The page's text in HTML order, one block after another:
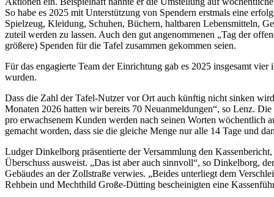
So habe es 2025 mit Unterstützung von Spendern erstmals eine
Spielzeug, Kleidung, Schuhen, Büchern, haltbaren Lebensmitteln,
zuteil werden zu lassen. Auch den gut angenommenen „Tag der
größere) Spenden für die Tafel zusammen gekommen seien.
Für das engagierte Team der Einrichtung gab es 2025 insgesamt
wurden.
Dass die Zahl der Tafel-Nutzer vor Ort auch künftig nicht sinken
Monaten 2026 hatten wir bereits 70 Neuanmeldungen“, so Lenz.
pro erwachsenem Kunden werden nach seinen Worten wöchentlich
gemacht worden, dass sie die gleiche Menge nur alle 14 Tage und
Ludger Dinkelborg präsentierte der Versammlung den
Überschuss ausweist. „Das ist aber auch sinnvoll“, so Dinkelborg,
Gebäudes an der Zollstraße verwies. „Beides unterliegt dem
Rehbein und Mechthild Große-Dütting bescheinigten eine